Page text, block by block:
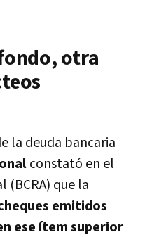
otra
la deuda bancaria
constató en el
(BCRA) que la
emitidos
ese ítem superior